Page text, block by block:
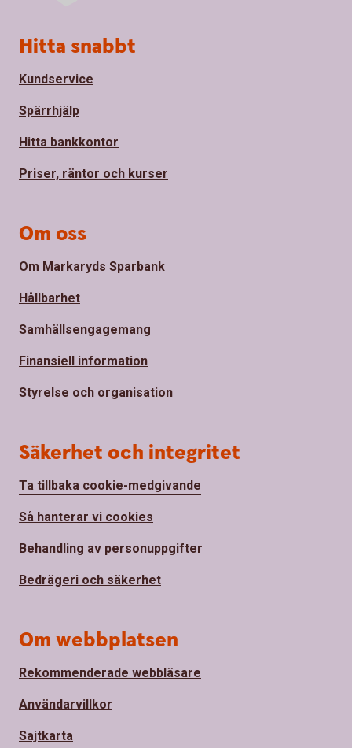
Sidfot
Hitta snabbt
Kundservice
Spärrhjälp
Hitta bankkontor
Priser, räntor och kurser
Om oss
Om Markaryds Sparbank
Hållbarhet
Samhällsengagemang
Finansiell information
Styrelse och organisation
Säkerhet och integritet
Ta tillbaka cookie-medgivande
Så hanterar vi cookies
Behandling av personuppgifter
Bedrägeri och säkerhet
Om webbplatsen
Rekommenderade webbläsare
Användarvillkor
Sajtkarta